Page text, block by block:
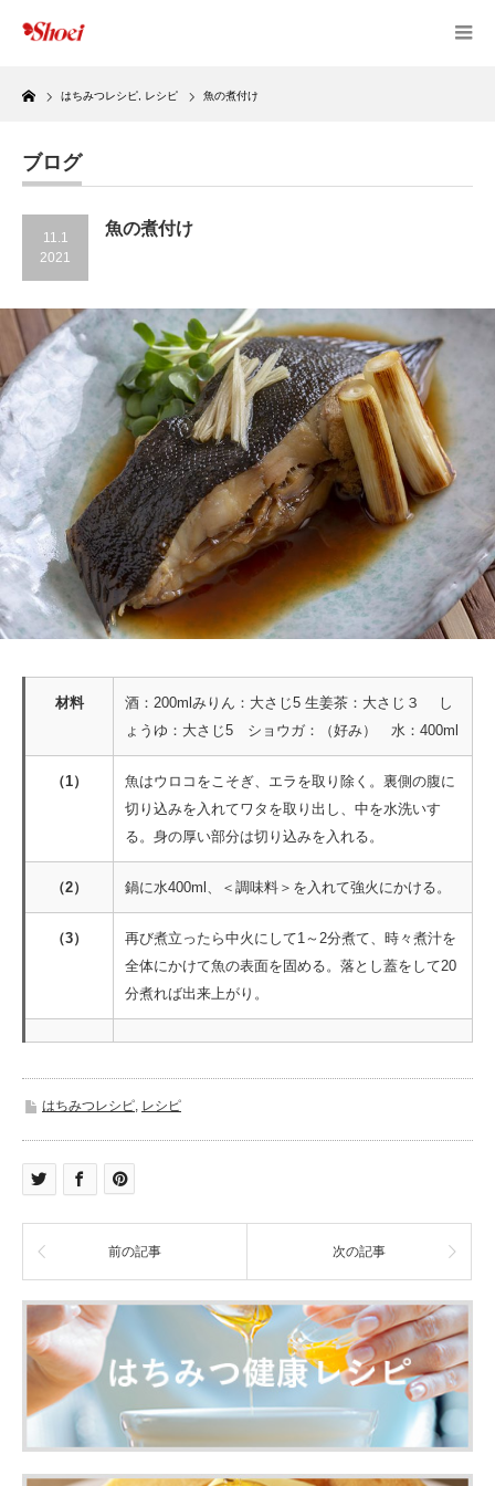
Home
はちみつレシピ レシピ 魚の煮付け
ブログ
11.1
2021
魚の煮付け
材料
酒：200mlみりん：大さじ5 生姜茶：大さじ３ し
ょうゆ：大さじ5 ショウガ：（好み） 水：400ml
（1）
魚はウロコをこそぎ、エラを取り除く。裏側の腹に
切り込みを入れてワタを取り出し、中を水洗いす
る。身の厚い部分は切り込みを入れる。
（2） 鍋に水400ml、＜調味料＞を入れて強火にかける。
（3）
再び煮立ったら中火にして1～2分煮て、時々煮汁を
全体にかけて魚の表面を固める。落とし蓋をして20
分煮れば出来上がり。
はちみつレシピ レシピ
前の記事 次の記事